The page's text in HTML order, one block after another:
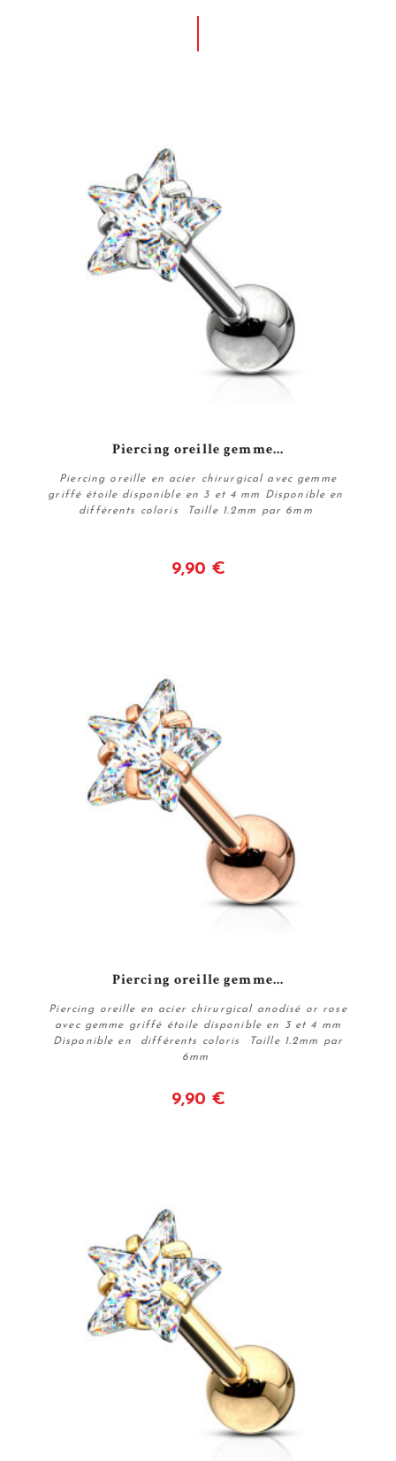
Piercing oreille gemme...
Piercing oreille en acier chirurgical avec gemme
griffé étoile disponible en 3 et 4 mm Disponible en
différents coloris Taille 1.2mm par 6mm
9,90 €
Piercing oreille gemme...
Piercing oreille en acier chirurgical anodisé or rose
avec gemme griffé étoile disponible en 3 et 4 mm
Disponible en différents coloris Taille 1.2mm par
6mm
9,90 €